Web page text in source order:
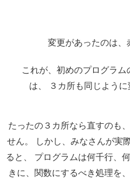
変更があったのは、
これが、初めのプログラム
は、 ３カ所も同じように
たったの３カ所なら直すのも
せん。 しかし、みなさんが実
ると、 プログラムは何千行、
きに、関数にするべき処理を